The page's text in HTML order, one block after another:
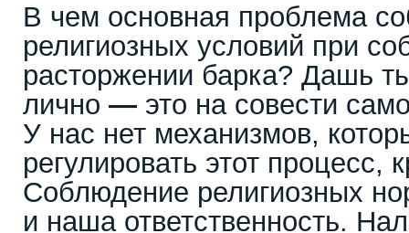
В чем основная проблема
религиозных условий при
расторжении барка? Дашь
лично — это на совести
У нас нет механизмов,
регулировать этот процесс,
Соблюдение религиозных
и наша ответственность.